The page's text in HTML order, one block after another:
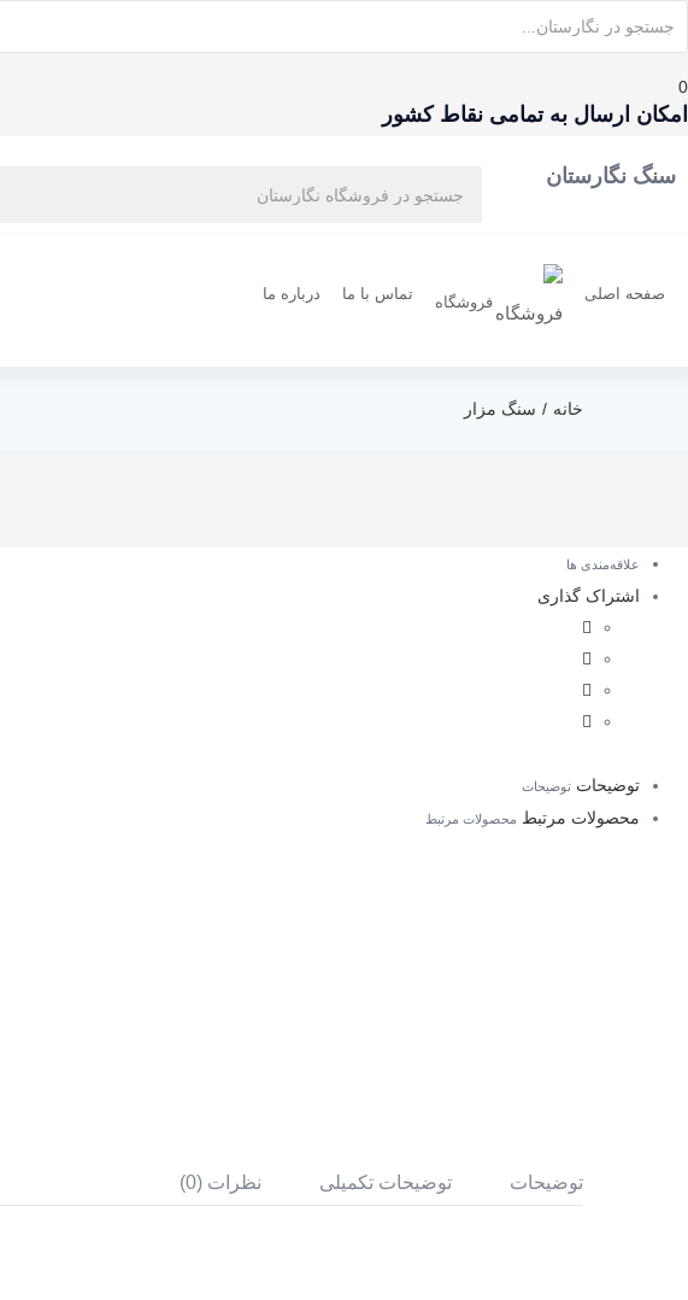
0
امکان ارسال به تمامی نقاط کشور
سنگ نگارستان
صفحه اصلی
فروشگاه
تماس با ما درباره ما
خانه سنگ مزار
علاقه‌مندی ها
اشتراک گذاری
توضیحات توضیحات
محصولات مرتبط محصولات مرتبط
توضیحات توضیحات تکمیلی نظرات (0)